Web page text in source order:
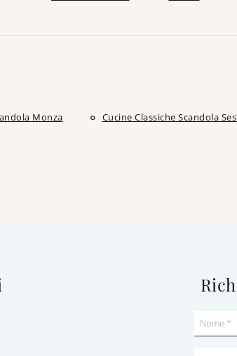
Monza Cucine Classiche Scandola